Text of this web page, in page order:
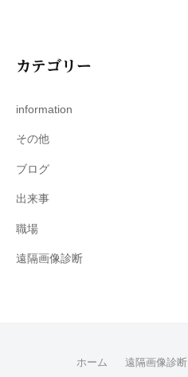
カテゴリー
information
その他
ブログ
出来事
職場
遠隔画像診断
ホーム 遠隔画像診断